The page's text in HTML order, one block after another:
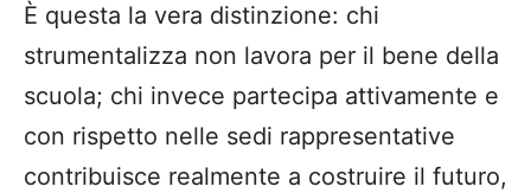
È questa la vera distinzione: chi
strumentalizza non lavora per il bene della
scuola; chi invece partecipa attivamente e
con rispetto nelle sedi rappresentative
contribuisce realmente a costruire il futuro,